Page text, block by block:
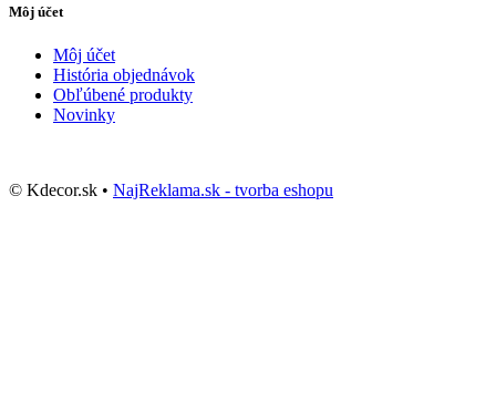
Môj účet
Môj účet
História objednávok
Obľúbené produkty
Novinky
© Kdecor.sk • NajReklama.sk - tvorba eshopu